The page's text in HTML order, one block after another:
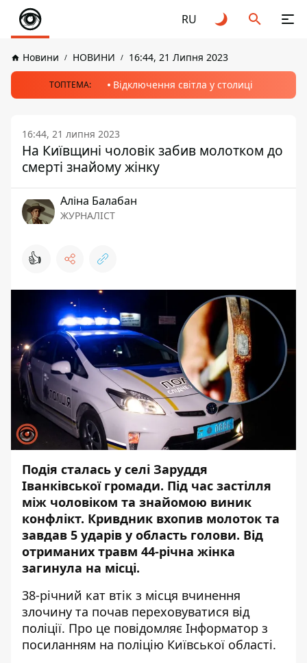
RU
Новини НОВИНИ 16:44, 21 Липня 2023
ТОПТЕМА: Відключення світла у столиці
16:44, 21 липня 2023
На Київщині чоловік забив молотком до
смерті знайому жінку
Аліна Балабан
ЖУРНАЛІСТ
👍
Подія сталась у селі Заруддя
Іванківської громади. Під час застілля
між чоловіком та знайомою виник
конфлікт. Кривдник вхопив молоток та
завдав 5 ударів у область голови. Від
отриманих травм 44-річна жінка
загинула на місці.
38-річний кат втік з місця вчинення
злочину та почав переховуватися від
поліції. Про це повідомляє Інформатор з
посиланням на поліцію Київської області.